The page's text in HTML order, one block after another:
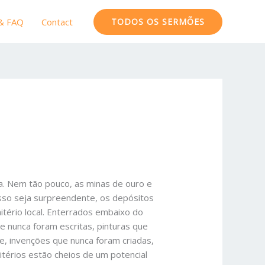
FAQ Contact TODOS OS SERMÕES
Nem tão pouco, as minas de ouro e
seja surpreendente, os depósitos
local. Enterrados embaixo do
nunca foram escritas, pinturas que
invenções que nunca foram criadas,
estão cheios de um potencial